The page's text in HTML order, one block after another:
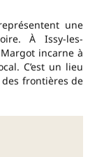
une
À Issy-les-
incarne à
C’est un lieu
frontières de